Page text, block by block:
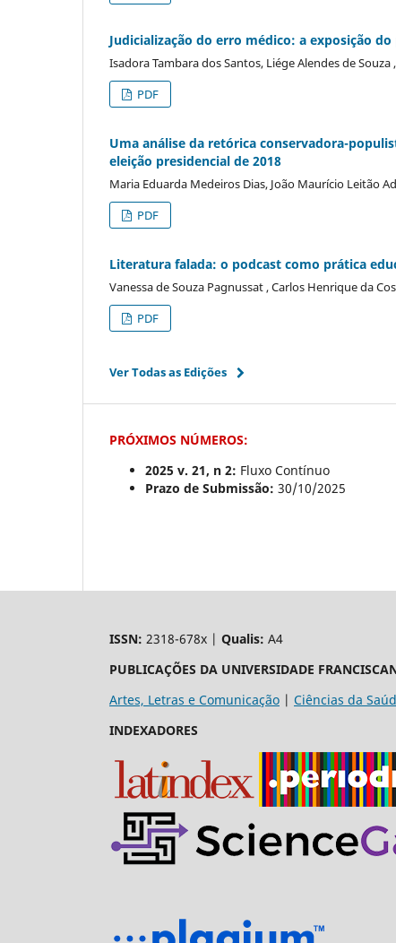
Judicialização do erro médico: a exposição
Isadora Tambara dos Santos, Liége Alendes de
PDF
Uma análise da retórica conservadora-
eleição presidencial de 2018
Maria Eduarda Medeiros Dias, João Maurício Leitão
PDF
Literatura falada: o podcast como prática
Vanessa de Souza Pagnussat , Carlos Henrique da
PDF
Ver Todas as Edições
PRÓXIMOS NÚMEROS:
2025 v. 21, n 2: Fluxo Contínuo
Prazo de Submissão: 30/10/2025
ISSN: 2318-678x | Qualis: A4
PUBLICAÇÕES DA UNIVERSIDADE
Artes, Letras e Comunicação | Ciências da
INDEXADORES